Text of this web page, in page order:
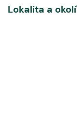
Lokalita a okolí